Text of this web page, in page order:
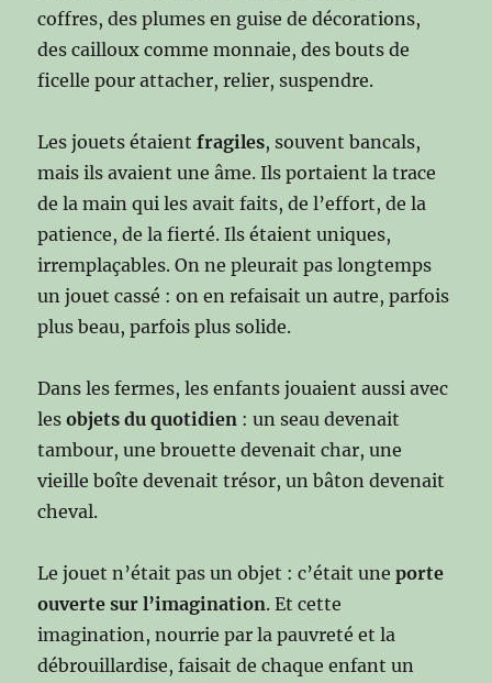
coffres, des plumes en guise de décorations,
des cailloux comme monnaie, des bouts de
ficelle pour attacher, relier, suspendre.
Les jouets étaientfragiles, souvent bancals,
mais ils avaient une âme. Ils portaient la trace
de la main qui les avait faits, de l’effort, de la
patience, de la fierté. Ils étaient uniques,
irremplaçables. On ne pleurait pas longtemps
un jouet cassé : on en refaisait un autre, parfois
plus beau, parfois plus solide.
Dans les fermes, les enfants jouaient aussi avec
lesobjets du quotidien : un seau devenait
tambour, une brouette devenait char, une
vieille boîte devenait trésor, un bâton devenait
cheval.
Le jouet n’était pas un objet : c’était uneporte
ouverte sur l’imagination. Et cette
imagination, nourrie par la pauvreté et la
débrouillardise, faisait de chaque enfant un